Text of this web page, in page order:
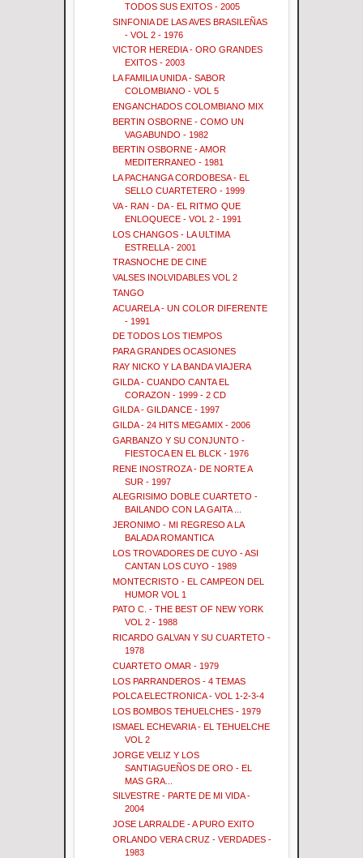
TODOS SUS EXITOS - 2005
SINFONIA DE LAS AVES BRASILEÑAS
- VOL 2 - 1976
VICTOR HEREDIA - ORO GRANDES
EXITOS - 2003
LA FAMILIA UNIDA - SABOR
COLOMBIANO - VOL 5
ENGANCHADOS COLOMBIANO MIX
BERTIN OSBORNE - COMO UN
VAGABUNDO - 1982
BERTIN OSBORNE - AMOR
MEDITERRANEO - 1981
LA PACHANGA CORDOBESA - EL
SELLO CUARTETERO - 1999
VA - RAN - DA - EL RITMO QUE
ENLOQUECE - VOL 2 - 1991
LOS CHANGOS - LA ULTIMA
ESTRELLA - 2001
TRASNOCHE DE CINE
VALSES INOLVIDABLES VOL 2
TANGO
ACUARELA - UN COLOR DIFERENTE
- 1991
DE TODOS LOS TIEMPOS
PARA GRANDES OCASIONES
RAY NICKO Y LA BANDA VIAJERA
GILDA - CUANDO CANTA EL
CORAZON - 1999 - 2 CD
GILDA - GILDANCE - 1997
GILDA - 24 HITS MEGAMIX - 2006
GARBANZO Y SU CONJUNTO -
FIESTOCA EN EL BLCK - 1976
RENE INOSTROZA - DE NORTE A
SUR - 1997
ALEGRISIMO DOBLE CUARTETO -
BAILANDO CON LA GAITA ...
JERONIMO - MI REGRESO A LA
BALADA ROMANTICA
LOS TROVADORES DE CUYO - ASI
CANTAN LOS CUYO - 1989
MONTECRISTO - EL CAMPEON DEL
HUMOR VOL 1
PATO C. - THE BEST OF NEW YORK
VOL 2 - 1988
RICARDO GALVAN Y SU CUARTETO -
1978
CUARTETO OMAR - 1979
LOS PARRANDEROS - 4 TEMAS
POLCA ELECTRONICA - VOL 1-2-3-4
LOS BOMBOS TEHUELCHES - 1979
ISMAEL ECHEVARIA - EL TEHUELCHE
VOL 2
JORGE VELIZ Y LOS
SANTIAGUEÑOS DE ORO - EL
MAS GRA...
SILVESTRE - PARTE DE MI VIDA -
2004
JOSE LARRALDE - A PURO EXITO
ORLANDO VERA CRUZ - VERDADES -
1983